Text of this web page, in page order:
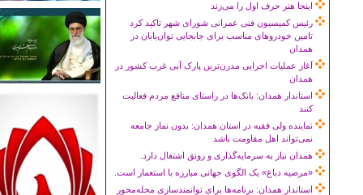
اینجا هنر حرف اول را می‌زند
رئیس کمیسیون فنی عمرانی شورای شهر تاکید کرد
تامین خودروهای مناسب برای جابجایی توان‌یابان در
همدان
آغاز عملیات اجرایی مدرن‌ترین پارک آبی غرب کشور در
همدان
استاندار همدان: بانک‌ها در راستای منافع مردم فعالیت
کنند
نماینده ولی فقیه در استان همدان: بدون نماز جامعه
نمی‌تواند اهل مقاومت باشد
همدان نیاز به سرمایه‌گذاری و رونق اشتغال دارد.
«مرضیه دباغ» یک الگوی جهانی مبارزه با استعمار است.
استاندار همدان: برنامه‌ها برای توانمندسازی محله‌محور